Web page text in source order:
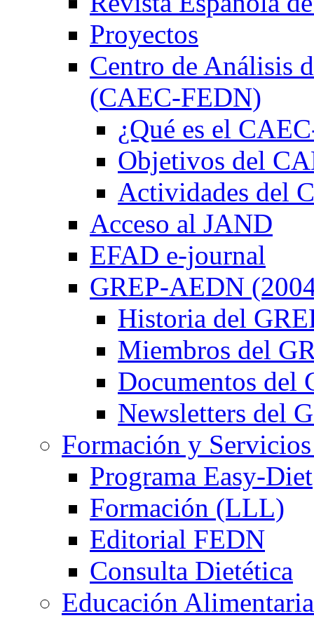
Proyectos
Centro de Análisis
(CAEC-FEDN)
¿Qué es el
Objetivos del
Actividades del
Acceso al JAND
EFAD e-journal
GREP-AEDN
Historia del
Miembros del
Documentos del
Newsletters del
Formación y
Programa Easy-Diet
Formación (LLL)
Editorial FEDN
Consulta Dietética
Educación Alimentaria